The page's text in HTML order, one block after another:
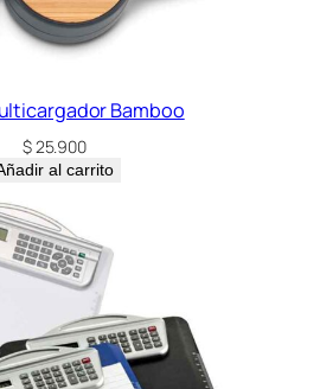
Bamboo
$25.900
al carrito